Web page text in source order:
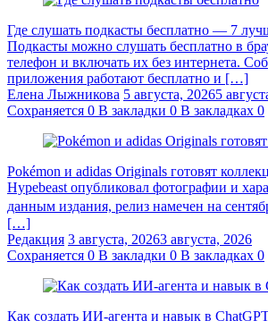
Где слушать подкасты бесплатно — 7
Подкасты можно слушать бесплатно в
телефон и включать их без интернета.
приложения работают бесплатно и […]
Елена Лыжникова 5 августа, 20265
Сохраняется 0 В закладки 0 В закладках 0
Pokémon и adidas Originals готовят
Hypebeast опубликовал фотографии и
данным издания, релиз намечен на
[…]
Редакция 3 августа, 20263 августа, 2026
Сохраняется 0 В закладки 0 В закладках 0
Как создать ИИ-агента и навык в